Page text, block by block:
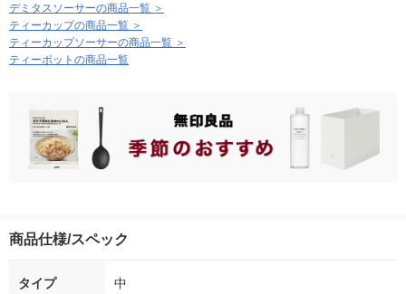
デミタスソーサーの商品一覧 ＞
ティーカップの商品一覧 ＞
ティーカップソーサーの商品一覧 ＞
ティーポットの商品一覧
商品仕様/スペック
タイプ 中